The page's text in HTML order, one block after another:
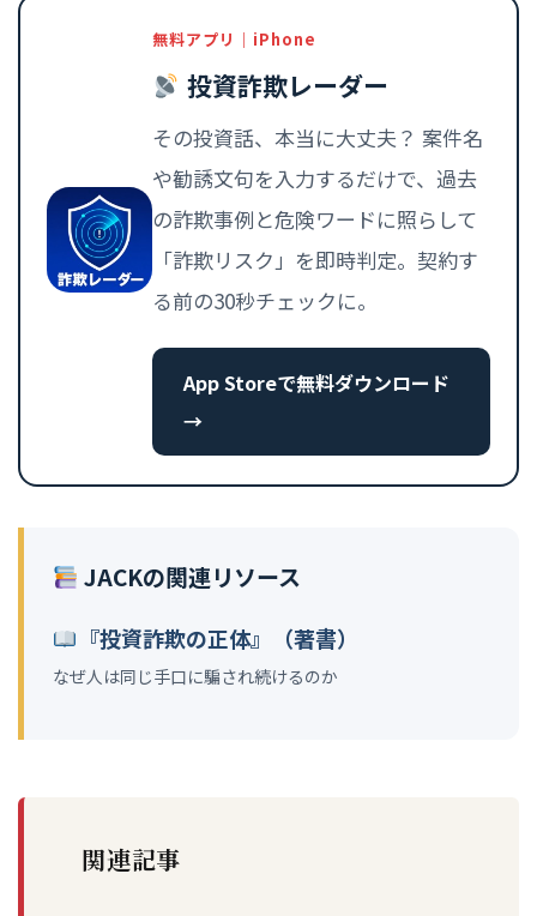
無料アプリ｜iPhone
投資詐欺レーダー
その投資話、本当に大丈夫？ 案件名
や勧誘文句を入力するだけで、過去
の詐欺事例と危険ワードに照らして
「詐欺リスク」を即時判定。契約す
る前の30秒チェックに。
App Storeで無料ダウンロード
→
JACKの関連リソース
『投資詐欺の正体』（著書）
なぜ人は同じ手口に騙され続けるのか
関連記事